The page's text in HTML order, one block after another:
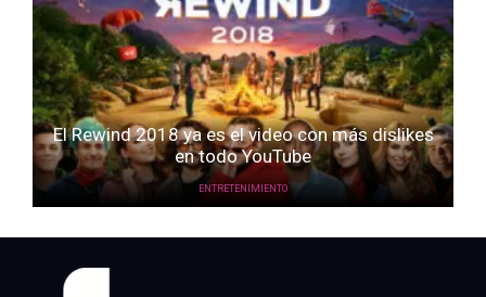
El Rewind 2018 ya es el video con más dislikes
en todo YouTube
ENTRETENIMIENTO